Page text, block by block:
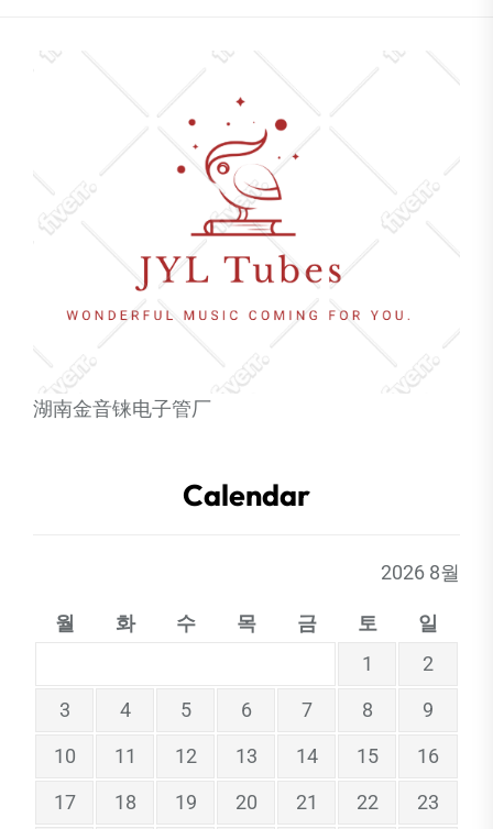
湖南金音铼电子管厂
Calendar
2026 8월
월 화 수 목 금 토
일
1
2
3
4 5 6 7 8
9
10
11 12 13 14 15
16
17
18 19 20 21 22
23